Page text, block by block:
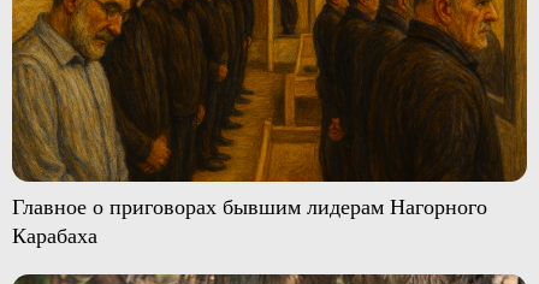
Главное о приговорах бывшим лидерам Нагорного
Карабаха